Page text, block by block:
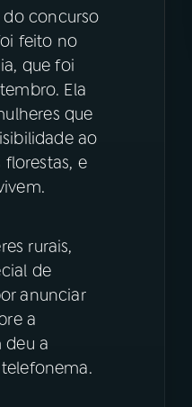
do concurso
feito no
que foi
Ela
que
ao
e
rurais,
de
anunciar
a
deu a